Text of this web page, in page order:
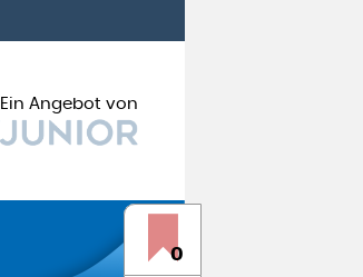
Ein Angebot von
0